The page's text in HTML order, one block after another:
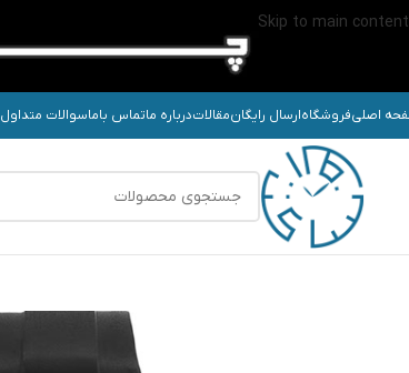
Skip to main content
اصلیفروشگاهارسال رایگانمقالاتدرباره ماتماس باماسوالات متداول